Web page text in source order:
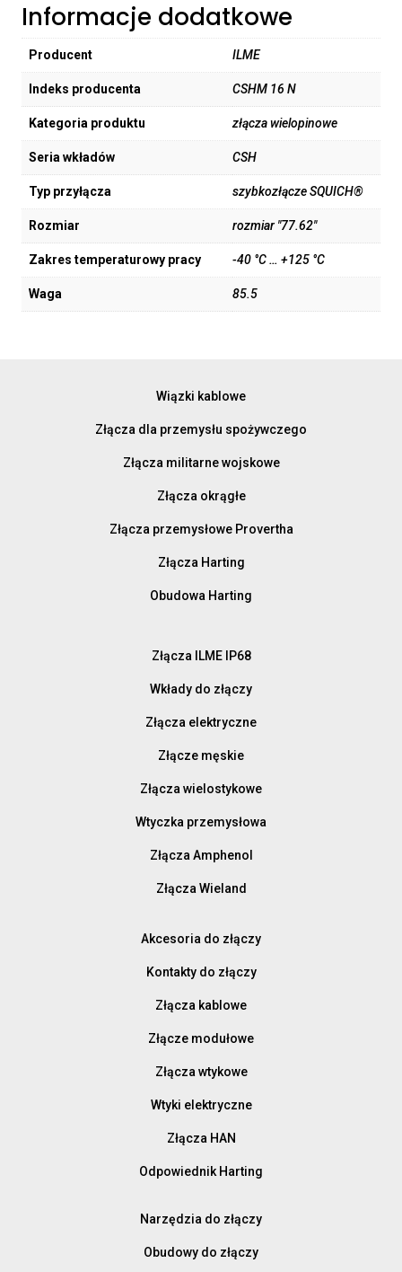
Informacje dodatkowe
Producent ILME
Indeks producenta CSHM 16 N
Kategoria produktu złącza wielopinowe
Seria wkładów CSH
Typ przyłącza szybkozłącze SQUICH®
Rozmiar rozmiar "77.62"
Zakres temperaturowy pracy -40 °C … +125 °C
Waga 85.5
Wiązki kablowe
Złącza dla przemysłu spożywczego
Złącza militarne wojskowe
Złącza okrągłe
Złącza przemysłowe Provertha
Złącza Harting
Obudowa Harting
Złącza ILME IP68
Wkłady do złączy
Złącza elektryczne
Złącze męskie
Złącza wielostykowe
Wtyczka przemysłowa
Złącza Amphenol
Złącza Wieland
Akcesoria do złączy
Kontakty do złączy
Złącza kablowe
Złącze modułowe
Złącza wtykowe
Wtyki elektryczne
Złącza HAN
Odpowiednik Harting
Narzędzia do złączy
Obudowy do złączy